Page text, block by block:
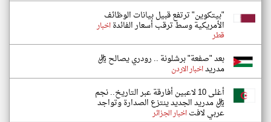
"بيتكوين" ترتفع قبيل بيانات الوظائف
الأمريكية وسط ترقب أسعار الفائدةاخبار
قطر
بعد "صفعة" برشلونة .. رودري يصالح ريال
مدريداخبار الاردن
أغلى 10 لاعبين أفارقة عبر التاريخ.. نجم
ريال مدريد الجديد ينتزع الصدارة وتواجد
عربي لافتاخبار الجزائر